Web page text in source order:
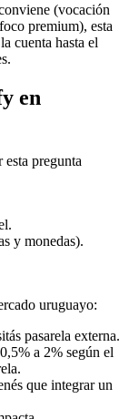
(vocación
premium), esta
cuenta hasta el
en
pregunta
y monedas).
uruguayo:
pasarela externa.
a 2% según el
que integrar un